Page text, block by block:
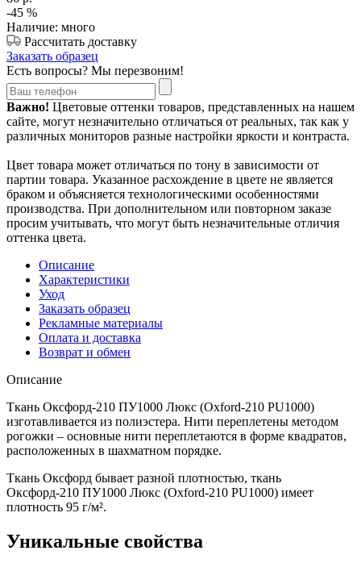
-45 %
Наличие: много
Рассчитать доставку
Заказать образец
Есть вопросы? Мы перезвоним!
Важно! Цветовые оттенки товаров, представленных на нашем
сайте, могут незначительно отличаться от реальных, так как у
различных мониторов разные настройки яркости и контраста.
Цвет товара может отличаться по тону в зависимости от
партии товара. Указанное расхождение в цвете не является
браком и объясняется технологическими особенностями
производства. При дополнительном или повторном заказе
просим учитывать, что могут быть незначительные отличия
оттенка цвета.
Описание
Характеристики
Уход
Заказать образец
Рекламные материалы
Оплата и доставка
Возврат и обмен
Описание
Ткань Оксфорд-210 ПУ1000 Люкс (Oxford-210 PU1000)
изготавливается из полиэстера. Нити переплетены методом
рогожки – основные нити переплетаются в форме квадратов,
расположенных в шахматном порядке.
Ткань Оксфорд бывает разной плотностью, ткань
Оксфорд-210 ПУ1000 Люкс (Oxford-210 PU1000) имеет
плотность 95 г/м².
Уникальные свойства